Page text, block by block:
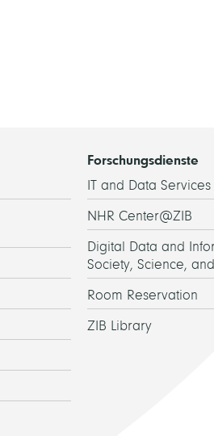
Forschungsdienste
IT and Data Services
NHR Center@ZIB
Digital Data and
Society, Science,
Room Reservation
ZIB Library